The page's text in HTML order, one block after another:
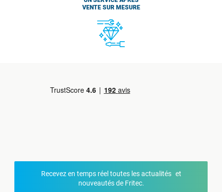
VENTE SUR MESURE
Recevez en temps réel toutes les actualités et
nouveautés de Fritec.